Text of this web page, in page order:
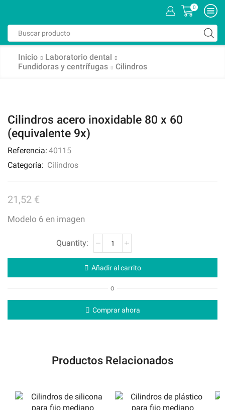
0
Inicio
Laboratorio dental
Fundidoras y centrífugas
Cilindros
Cilindros acero inoxidable 80 x 60
(equivalente 9x)
Referencia: 40115
Categoría: Cilindros
21,52 €
Modelo 6 en imagen
Añadir al carrito
O
Comprar ahora
Productos Relacionados